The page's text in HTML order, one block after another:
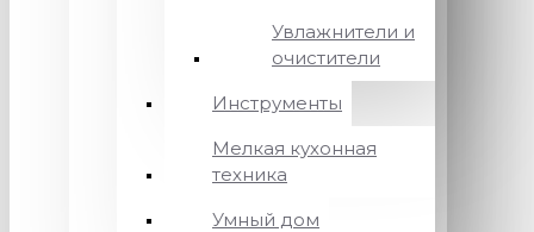
Увлажнители и
очистители
Инструменты
Мелкая кухонная
техника
Умный дом